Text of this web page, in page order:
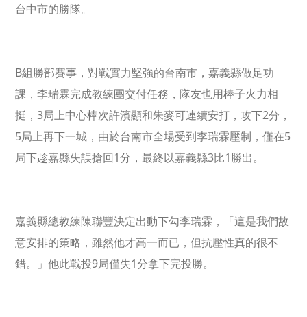
台中市的勝隊。
B組勝部賽事，對戰實力堅強的台南市，嘉義縣做足功
課，李瑞霖完成教練團交付任務，隊友也用棒子火力相
挺，3局上中心棒次許濱顯和朱麥可連續安打，攻下2分，
5局上再下一城，由於台南市全場受到李瑞霖壓制，僅在5
局下趁嘉縣失誤搶回 1分，最終以嘉義縣3比1 勝出。
嘉義縣總教練陳聯豐決定出動下勾李瑞霖，「這是我們故
意安排的策略，雖然他才高一而已，但抗壓性真的很不
錯。」他此戰投9局僅失1分拿下完投勝。